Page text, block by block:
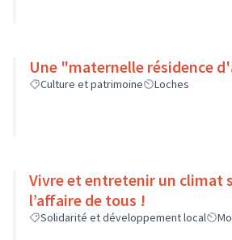
Une "maternelle résidence
Culture et patrimoine Loches
Vivre et entretenir un climat
l’affaire de tous !
Solidarité et développement local